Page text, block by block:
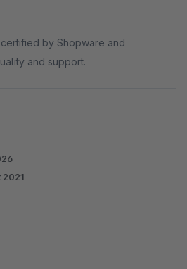
by Shopware and
and support.
2021